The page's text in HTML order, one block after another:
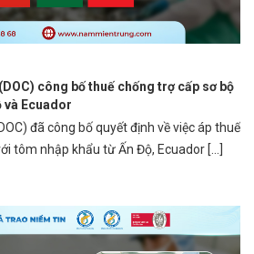
công bố thuế chống trợ cấp sơ bộ
và Ecuador
đã công bố quyết định về việc áp thuế
tôm nhập khẩu từ Ấn Độ, Ecuador [...]